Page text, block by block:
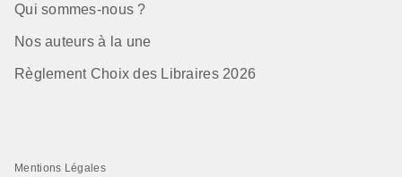
Qui sommes-nous ?
Nos auteurs à la une
Règlement Choix des Libraires 2026
Mentions Légales